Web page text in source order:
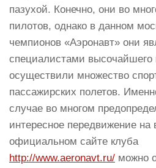
пазухой. Конечно, они во
пилотов, однако в данном
чемпионов «Аэронавт» они
специалистами высочайшего
осуществили множество
пассажирских полетов.
случае во многом
интересное передвижение
официальном сайте клуба
http://www.aeronavt.ru/ можно